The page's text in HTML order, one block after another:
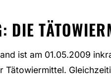
ist am 01.05.2009
Tätowiermittel.